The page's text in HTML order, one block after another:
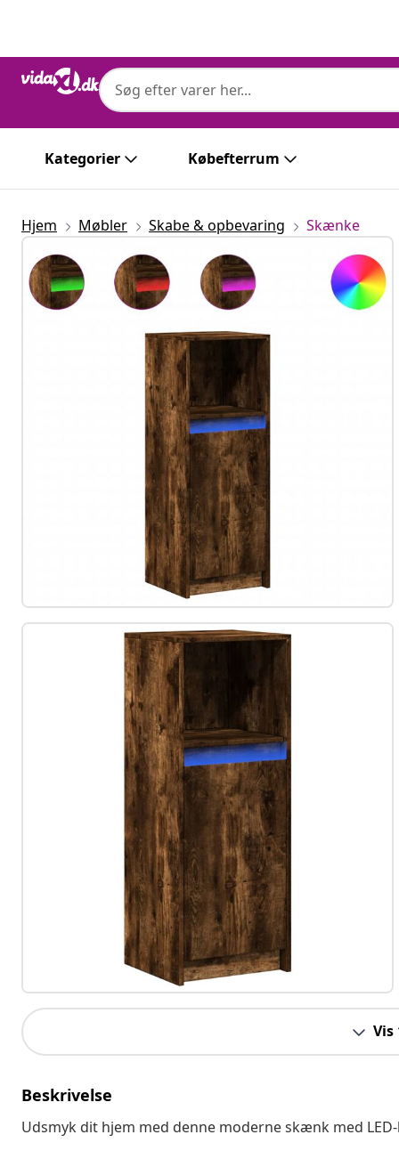
Kategorier Købefterrum
Hjem Møbler Skabe & opbevaring Skænke
Vis
Beskrivelse
Udsmyk dit hjem med denne moderne skænk med